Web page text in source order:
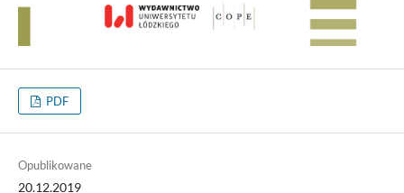
PDF
Opublikowane
20.12.2019